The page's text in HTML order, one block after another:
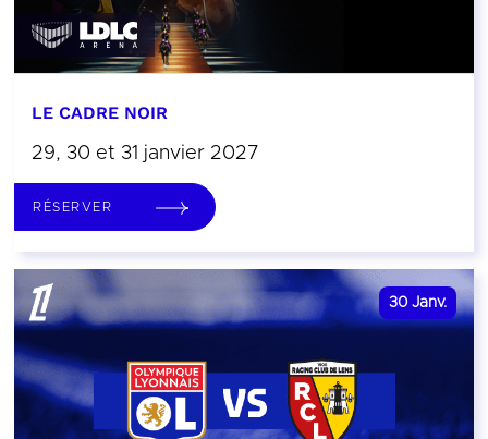
LE CADRE NOIR
29, 30 et 31 janvier 2027
RÉSERVER
30 Janv.